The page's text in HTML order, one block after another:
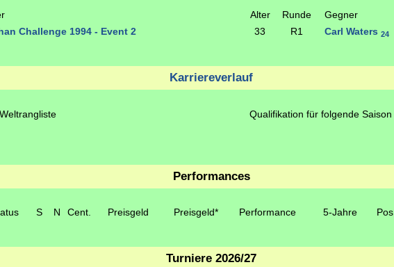
Alter Runde
Gegner
Challenge 1994 - Event 2 33 R1 Carl Waters 24
Karriereverlauf
Weltrangliste
Qualifikation für folgende Saison
Performances
S N Cent. Preisgeld Preisgeld* Performance 5-Jahre Pos
Turniere 2026/27